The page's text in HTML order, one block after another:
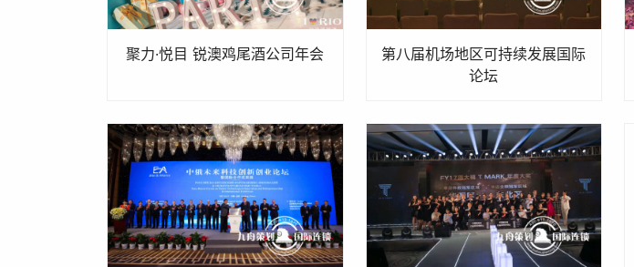
聚力·悦目 锐澳鸡尾酒公司年会
第八届机场地区可持续发展国际
论坛